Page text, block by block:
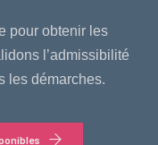
pour obtenir les
l’admissibilité
les démarches.